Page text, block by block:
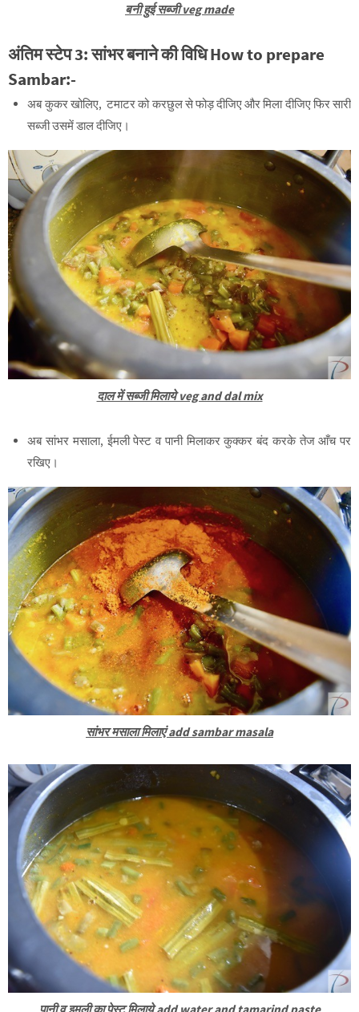
बनी हुई सब्जी veg made
अंतिम स्टेप3:सांभरबनाने की विधिHow to prepare
Sambar:-
अब कुकर खोलिए, टमाटर को करछुल से फोड़ दीजिए और मिला दीजिए फिर सारी
सब्जी उसमें डाल दीजिए।
दाल में सब्जी मिलाये veg and dal mix
अब सांभर मसाला, ईमली पेस्ट व पानी मिलाकर कुक्कर बंद करके तेज आँच पर
रखिए।
सांभर मसाला मिलाएं add sambar masala